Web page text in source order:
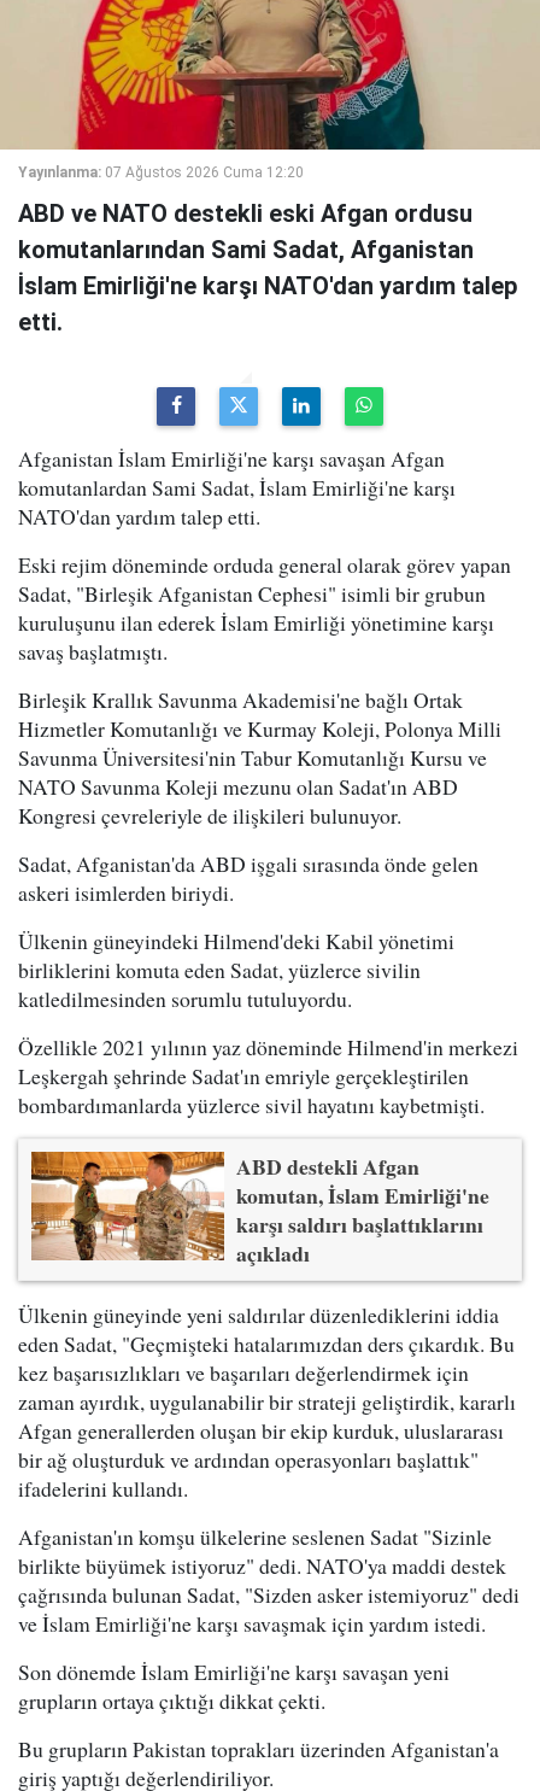
Yayınlanma: 07 Ağustos 2026 Cuma 12:20
ABD ve NATO destekli eski Afgan ordusu
komutanlarından Sami Sadat, Afganistan
İslam Emirliği'ne karşı NATO'dan yardım talep
etti.
Afganistan İslam Emirliği'ne karşı savaşan Afgan
komutanlardan Sami Sadat, İslam Emirliği'ne karşı
NATO'dan yardım talep etti.
Eski rejim döneminde orduda general olarak görev yapan
Sadat, "Birleşik Afganistan Cephesi" isimli bir grubun
kuruluşunu ilan ederek İslam Emirliği yönetimine karşı
savaş başlatmıştı.
Birleşik Krallık Savunma Akademisi'ne bağlı Ortak
Hizmetler Komutanlığı ve Kurmay Koleji, Polonya Milli
Savunma Üniversitesi'nin Tabur Komutanlığı Kursu ve
NATO Savunma Koleji mezunu olan Sadat'ın ABD
Kongresi çevreleriyle de ilişkileri bulunuyor.
Sadat, Afganistan'da ABD işgali sırasında önde gelen
askeri isimlerden biriydi.
Ülkenin güneyindeki Hilmend'deki Kabil yönetimi
birliklerini komuta eden Sadat, yüzlerce sivilin
katledilmesinden sorumlu tutuluyordu.
Özellikle 2021 yılının yaz döneminde Hilmend'in merkezi
Leşkergah şehrinde Sadat'ın emriyle gerçekleştirilen
bombardımanlarda yüzlerce sivil hayatını kaybetmişti.
ABD destekli Afgan
komutan, İslam Emirliği'ne
karşı saldırı başlattıklarını
açıkladı
Ülkenin güneyinde yeni saldırılar düzenlediklerini iddia
eden Sadat, "Geçmişteki hatalarımızdan ders çıkardık. Bu
kez başarısızlıkları ve başarıları değerlendirmek için
zaman ayırdık, uygulanabilir bir strateji geliştirdik, kararlı
Afgan generallerden oluşan bir ekip kurduk, uluslararası
bir ağ oluşturduk ve ardından operasyonları başlattık"
ifadelerini kullandı.
Afganistan'ın komşu ülkelerine seslenen Sadat "Sizinle
birlikte büyümek istiyoruz" dedi. NATO'ya maddi destek
çağrısında bulunan Sadat, "Sizden asker istemiyoruz" dedi
ve İslam Emirliği'ne karşı savaşmak için yardım istedi.
Son dönemde İslam Emirliği'ne karşı savaşan yeni
grupların ortaya çıktığı dikkat çekti.
Bu grupların Pakistan toprakları üzerinden Afganistan'a
giriş yaptığı değerlendiriliyor.